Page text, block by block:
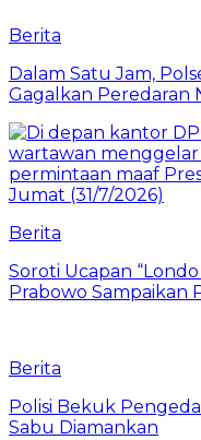
Berita
Dalam Satu Jam,
Gagalkan Peredaran
Berita
Soroti Ucapan
Prabowo Sampaikan
Berita
Polisi Bekuk
Sabu Diamankan